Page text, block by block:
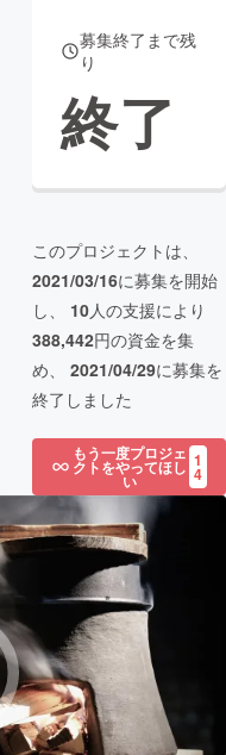
募集終了まで残
り
終了
このプロジェクトは、
2021/03/16に募集を開始
し、 10人の支援により
388,442円の資金を集
め、 2021/04/29に募集を
終了しました
もう一度プロジェ
クトをやってほし
い
1
4